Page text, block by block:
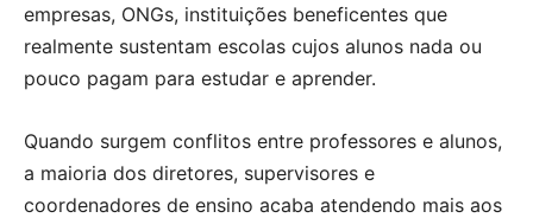
empresas, ONGs, instituições beneficentes que
realmente sustentam escolas cujos alunos nada ou
pouco pagam para estudar e aprender.
Quando surgem conflitos entre professores e alunos,
a maioria dos diretores, supervisores e
coordenadores de ensino acaba atendendo mais aos